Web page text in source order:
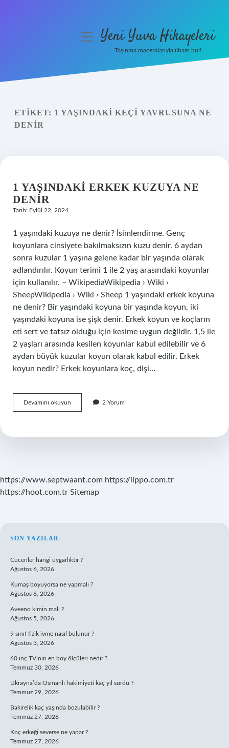
Yasal Uyarı
menüyüYeni Yuva Hikayeleri
Taşınma maceralarıyla ilham bul!
ETIKET: 1 YAŞINDAKI KEÇI YAVRUSUNA NE
DENIR
1 YAŞINDAKI ERKEK KUZUYA NE
DENIR
Tarih: Eylül 22, 2024
1 yaşındaki kuzuya ne denir? İsimlendirme. Genç
koyunlara cinsiyete bakılmaksızın kuzu denir. 6 aydan
sonra kuzular 1 yaşına gelene kadar bir yaşında olarak
adlandırılır. Koyun terimi 1 ile 2 yaş arasındaki koyunlar
için kullanılır. – WikipediaWikipedia › Wiki ›
SheepWikipedia › Wiki › Sheep 1 yaşındaki erkek koyuna
ne denir? Bir yaşındaki koyuna bir yaşında koyun, iki
yaşındaki koyuna ise şişk denir. Erkek koyun ve koçların
eti sert ve tatsız olduğu için kesime uygun değildir. 1,5 ile
2 yaşları arasında kesilen koyunlar kabul edilebilir ve 6
aydan büyük kuzular koyun olarak kabul edilir. Erkek
koyun nedir? Erkek koyunlara koç, dişi…
Devamını okuyun
Yaşındaki
Ne
2 Yorum
https://www.septwaant.com https://lippo.com.tr
https://hoot.com.tr Sitemap
SIDEBAR
SON YAZILAR
Cücenler hangi uygarlıktır ?
Ağustos 6, 2026
Kumaş boyuyorsa ne yapmalı ?
Ağustos 6, 2026
Aveeno kimin malı ?
Ağustos 5, 2026
9 sınıf fizik ivme nasıl bulunur ?
Ağustos 3, 2026
60 inç TV’nin en boy ölçüleri nedir ?
Temmuz 30, 2026
Ukrayna’da Osmanlı hakimiyeti kaç yıl sürdü ?
Temmuz 29, 2026
Bakirelik kaç yaşında bozulabilir ?
Temmuz 27, 2026
Koç erkeği severse ne yapar ?
Temmuz 27, 2026